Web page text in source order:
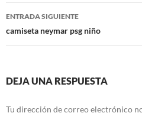
entradas
ENTRADA SIGUIENTE
camiseta neymar psg niño
DEJA UNA RESPUESTA
Tu dirección de correo electrónico